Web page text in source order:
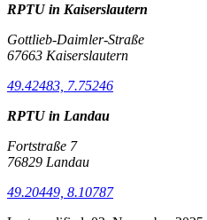
RPTU in Kaiserslautern
Gottlieb-Daimler-Straße
67663 Kaiserslautern
49.42483, 7.75246
RPTU in Landau
Fortstraße 7
76829 Landau
49.20449, 8.10787